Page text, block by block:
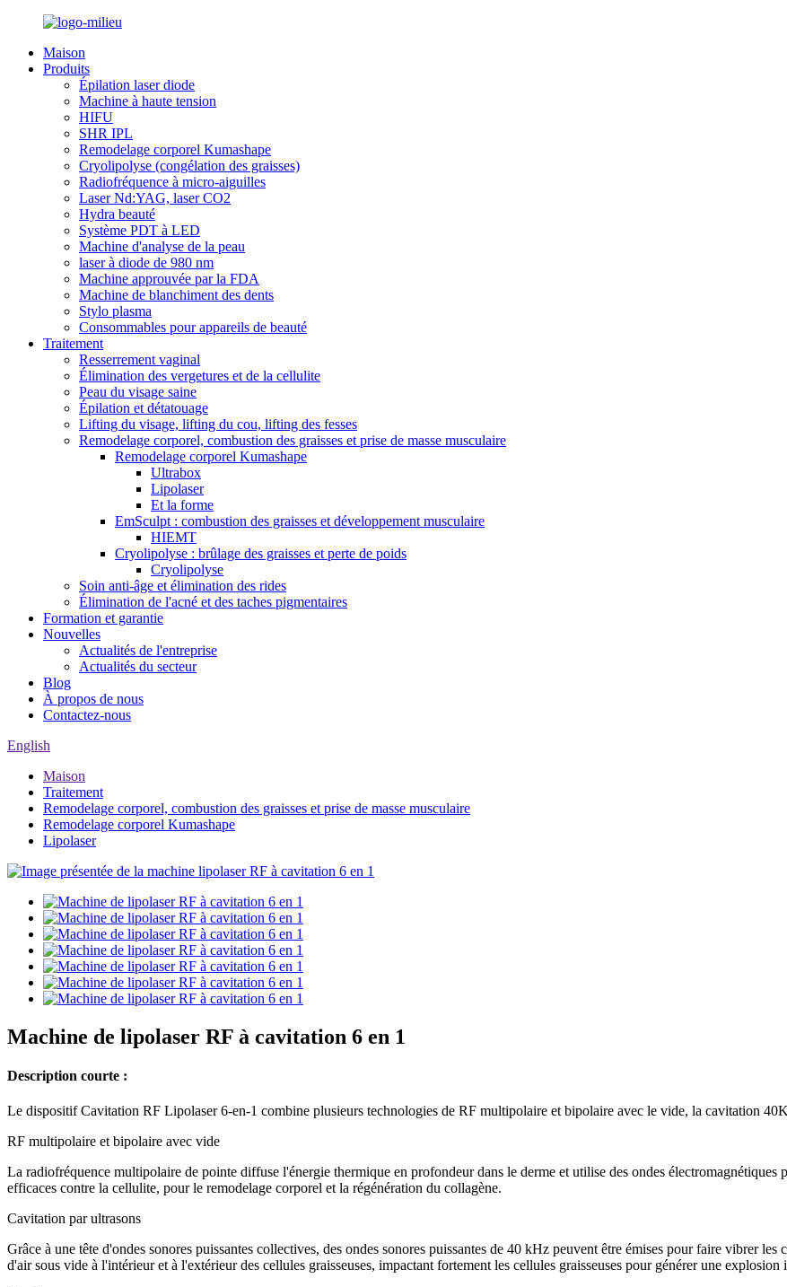
Maison
Produits
Épilation laser diode
Machine à haute tension
HIFU
SHR IPL
Remodelage corporel Kumashape
Cryolipolyse (congélation des graisses)
Radiofréquence à micro-aiguilles
Laser Nd:YAG, laser CO2
Hydra beauté
Système PDT à LED
Machine d'analyse de la peau
laser à diode de 980 nm
Machine approuvée par la FDA
Machine de blanchiment des dents
Stylo plasma
Consommables pour appareils de beauté
Traitement
Resserrement vaginal
Élimination des vergetures et de la cellulite
Peau du visage saine
Épilation et détatouage
Lifting du visage, lifting du cou, lifting des fesses
Remodelage corporel, combustion des graisses et prise de masse musculaire
Remodelage corporel Kumashape
Ultrabox
Lipolaser
Et la forme
EmSculpt : combustion des graisses et développement musculaire
HIEMT
Cryolipolyse : brûlage des graisses et perte de poids
Cryolipolyse
Soin anti-âge et élimination des rides
Élimination de l'acné et des taches pigmentaires
Formation et garantie
Nouvelles
Actualités de l'entreprise
Actualités du secteur
Blog
À propos de nous
Contactez-nous
English
Maison
Traitement
Remodelage corporel, combustion des graisses et prise de masse musculaire
Remodelage corporel Kumashape
Lipolaser
Machine de lipolaser RF à cavitation 6 en 1
Description courte :
Le dispositif Cavitation RF Lipolaser 6-en-1 combine plusieurs technologies de RF multipolaire et bipolaire avec le vide, la cavitation
RF multipolaire et bipolaire avec vide
La radiofréquence multipolaire de pointe diffuse l'énergie thermique en profondeur dans le derme et utilise des ondes
efficaces contre la cellulite, pour le remodelage corporel et la régénération du collagène.
Cavitation par ultrasons
Grâce à une tête d'ondes sonores puissantes collectives, des ondes sonores puissantes de 40 kHz peuvent être émises pour faire vibrer
d'air sous vide à l'intérieur et à l'extérieur des cellules graisseuses, impactant fortement les cellules graisseuses pour générer une